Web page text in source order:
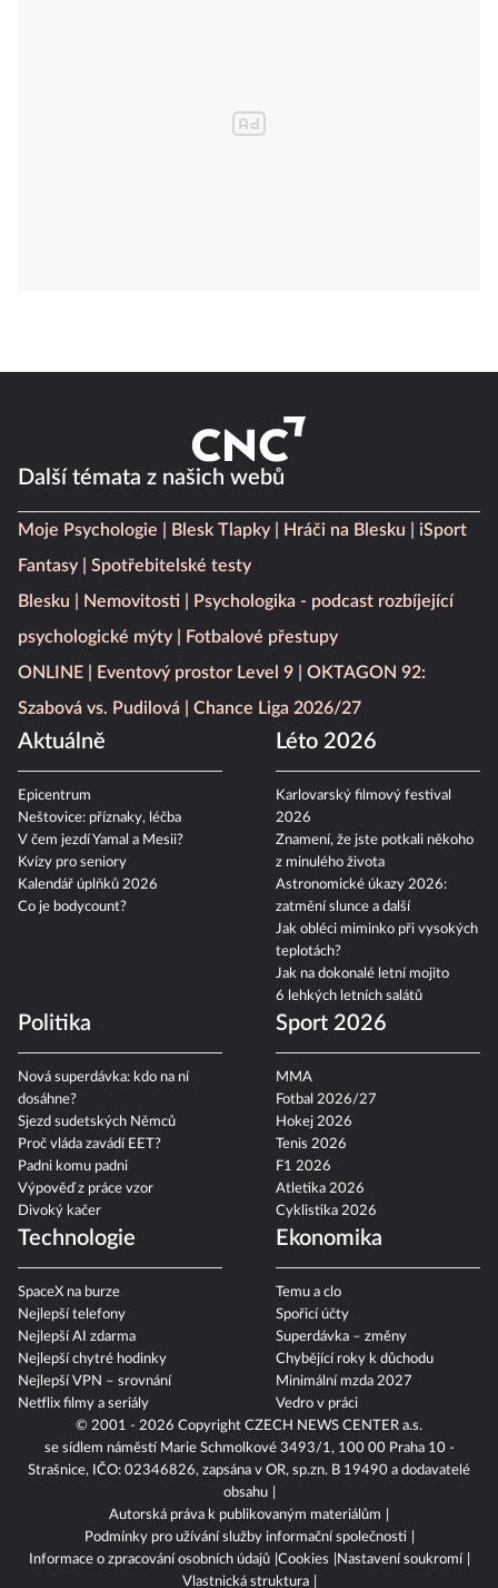
© 2001 - 2026 Copyright CZECH NEWS CENTER a.s.
se sídlem náměstí Marie Schmolkové 3493/1, 100 00 Praha 10 -
Strašnice, IČO: 02346826, zapsána v OR, sp.zn. B 19490 a dodavatelé
obsahu
Autorská práva k publikovaným materiálům
Podmínky pro užívání služby informační společnosti
Informace o zpracování osobních údajů Cookies
Nastavení soukromí
Vlastnická struktura
Další témata z našich webů
Moje Psychologie Blesk Tlapky Hráči na Blesku
iSport
Fantasy
Spotřebitelské testy
Blesku
Nemovitosti
Psychologika - podcast rozbíjející
psychologické mýty
Fotbalové přestupy
ONLINE
Eventový prostor Level 9
OKTAGON 92:
Szabová vs. Pudilová
Chance Liga 2026/27
Aktuálně
Epicentrum
Neštovice: příznaky, léčba
V čem jezdí Yamal a Mesii?
Kvízy pro seniory
Kalendář úplňků 2026
Co je bodycount?
Léto 2026
Karlovarský filmový festival
2026
Znamení, že jste potkali někoho
z minulého života
Astronomické úkazy 2026:
zatmění slunce a další
Jak obléci miminko při vysokých
teplotách?
Jak na dokonalé letní mojito
6 lehkých letních salátů
Politika
Nová superdávka: kdo na ní
dosáhne?
Sjezd sudetských Němců
Proč vláda zavádí EET?
Padni komu padni
Výpověď z práce vzor
Divoký kačer
Sport 2026
MMA
Fotbal 2026/27
Hokej 2026
Tenis 2026
F1 2026
Atletika 2026
Cyklistika 2026
Technologie
SpaceX na burze
Nejlepší telefony
Nejlepší AI zdarma
Nejlepší chytré hodinky
Nejlepší VPN – srovnání
Netflix filmy a seriály
Ekonomika
Temu a clo
Spořicí účty
Superdávka – změny
Chybějící roky k důchodu
Minimální mzda 2027
Vedro v práci